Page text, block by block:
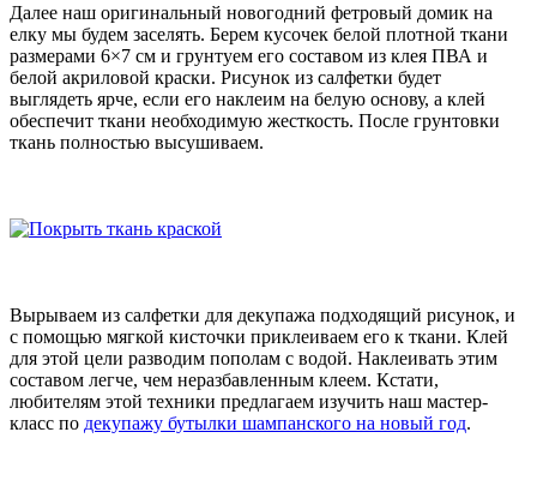
Далее наш оригинальный новогодний фетровый домик на
елку мы будем заселять. Берем кусочек белой плотной ткани
размерами 6×7 см и грунтуем его составом из клея ПВА и
белой акриловой краски. Рисунок из салфетки будет
выглядеть ярче, если его наклеим на белую основу, а клей
обеспечит ткани необходимую жесткость. После грунтовки
ткань полностью высушиваем.
Вырываем из салфетки для декупажа подходящий рисунок, и
с помощью мягкой кисточки приклеиваем его к ткани. Клей
для этой цели разводим пополам с водой. Наклеивать этим
составом легче, чем неразбавленным клеем. Кстати,
любителям этой техники предлагаем изучить наш мастер-
класс по декупажу бутылки шампанского на новый год.